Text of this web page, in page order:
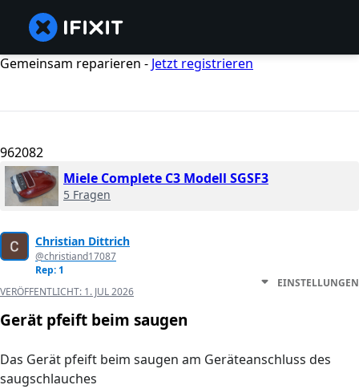
Gemeinsam reparieren - Jetzt registrieren
962082
Miele Complete C3 Modell SGSF3
5 Fragen
Christian Dittrich
@christiand17087
Rep: 1
VERÖFFENTLICHT: 1. JUL 2026
EINSTELLUNGEN
Gerät pfeift beim saugen
Das Gerät pfeift beim saugen am Geräteanschluss des
saugschlauches